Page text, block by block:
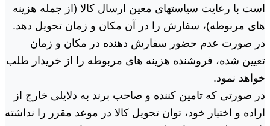
است با رعایت سیاستهای معین ارسال کالا (از جمله هزینه
های مربوطه)، سفارش را در آن مکان و زمان تحویل دهد.
در صورت عدم حضور سفارش دهنده در مکان و زمان
تعیین شده، فروشنده هزینه های مربوطه را از خریدار طلب
خواهد نمود.
در صورتی که تامین کننده و صاحب برند به دلایلی خارج از
اراده و اختیار خود، توان تحویل کالا در موعد مقرر را نداشته